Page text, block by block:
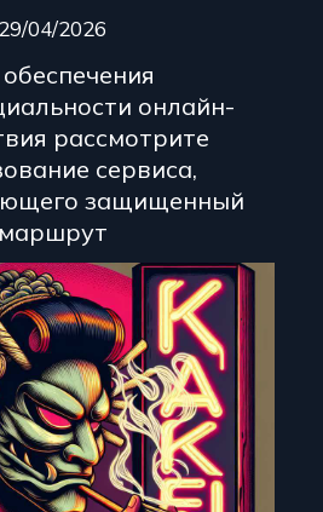
29/04/2026
онлайн-
рассмотрите
сервиса,
защищенный
маршрут